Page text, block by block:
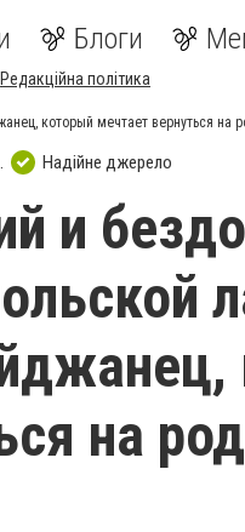
Блоги
Редакційна політика
который мечтает вернуться
Надійне джерело
и
на